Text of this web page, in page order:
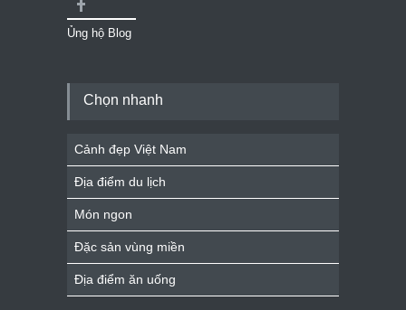
Ủng hộ Blog
Chọn nhanh
Cảnh đẹp Việt Nam
Địa điểm du lịch
Món ngon
Đặc sản vùng miền
Địa điểm ăn uống